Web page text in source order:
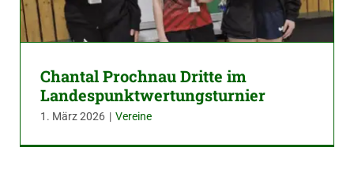
Chantal Prochnau Dritte im
Landespunktwertungsturnier
1. März 2026 | Vereine